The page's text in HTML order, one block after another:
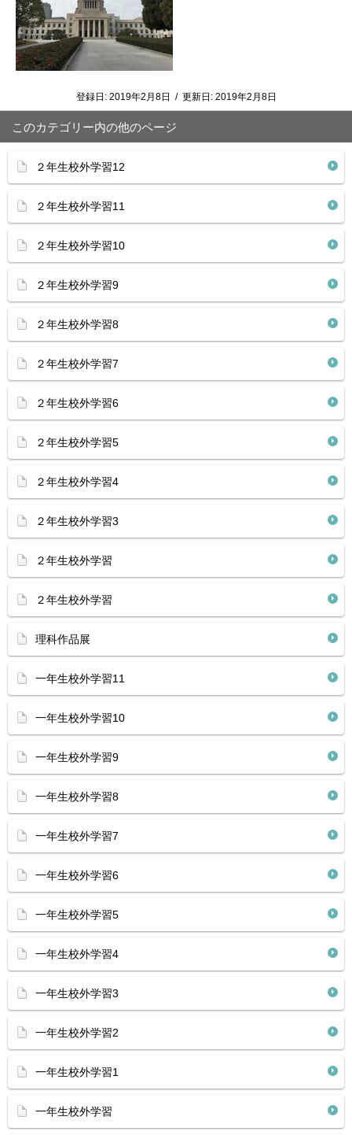
登録日: 2019年2月8日 / 更新日: 2019年2月8日
このカテゴリー内の他のページ
２年生校外学習12
２年生校外学習11
２年生校外学習10
２年生校外学習9
２年生校外学習8
２年生校外学習7
２年生校外学習6
２年生校外学習5
２年生校外学習4
２年生校外学習3
２年生校外学習
２年生校外学習
理科作品展
一年生校外学習11
一年生校外学習10
一年生校外学習9
一年生校外学習8
一年生校外学習7
一年生校外学習6
一年生校外学習5
一年生校外学習4
一年生校外学習3
一年生校外学習2
一年生校外学習1
一年生校外学習